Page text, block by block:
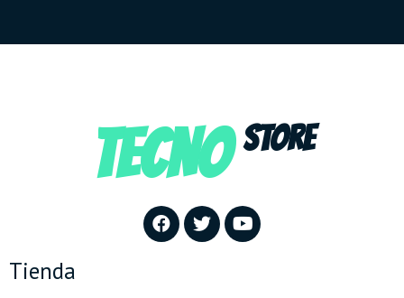
TECNO STORE
Tienda